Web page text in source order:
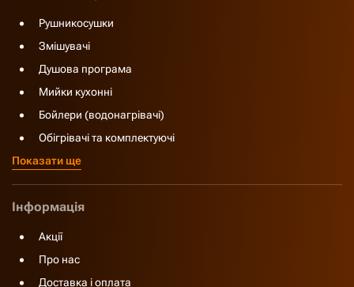
Рушникосушки
Змішувачі
Душова програма
Мийки кухонні
Бойлери (водонагрівачі)
Обігрівачі та комплектуючі
Показати ще
Інформація
Акції
Про нас
Доставка і оплата